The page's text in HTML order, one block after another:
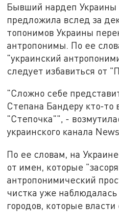
Бывший нардеп
предложила вслед за
топонимов Украины
антропонимы. По ее
"украинский
следует избавиться от
"Сложно себе
Степана Бандеру кто-то
"Степочка"", -
украинского канала
По ее словам, на
от имен, которые
антропонимический
чистка уже
городов, которые